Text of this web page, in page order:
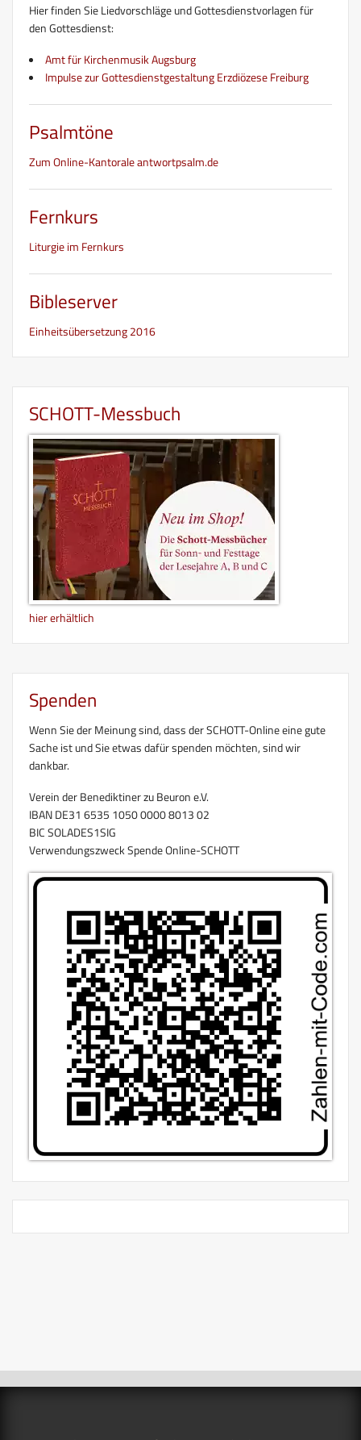
Hier finden Sie Liedvorschläge und Gottesdienstvorlagen für
den Gottesdienst:
Amt für Kirchenmusik Augsburg
Impulse zur Gottesdienstgestaltung Erzdiözese Freiburg
Psalmtöne
Zum Online-Kantorale antwortpsalm.de
Fernkurs
Liturgie im Fernkurs
Bibleserver
Einheitsübersetzung 2016
SCHOTT-Messbuch
hier erhältlich
Spenden
Wenn Sie der Meinung sind, dass der SCHOTT-Online eine gute
Sache ist und Sie etwas dafür spenden möchten, sind wir
dankbar.
Verein der Benediktiner zu Beuron e.V.
IBAN DE31 6535 1050 0000 8013 02
BIC SOLADES1SIG
Verwendungszweck Spende Online-SCHOTT